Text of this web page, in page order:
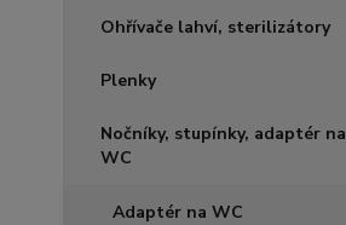
Ohřívače lahví, sterilizátory
Plenky
Nočníky, stupínky, adaptér na
WC
Adaptér na WC